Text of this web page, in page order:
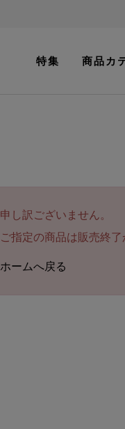
特集 商品カ
申し訳ございません。
ご指定の商品は販売終
ホームへ戻る